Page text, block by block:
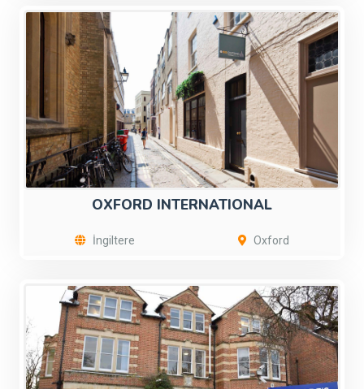
OXFORD INTERNATIONAL
İngiltere Oxford